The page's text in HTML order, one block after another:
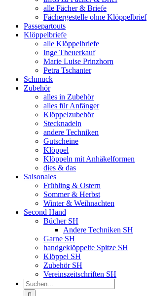
alle Fächer & Briefe
Fächergestelle ohne Klöppelbrief
Passepartouts
Klöppelbriefe
alle Klöppelbriefe
Inge Theuerkauf
Marie Luise Prinzhorn
Petra Tschanter
Schmuck
Zubehör
alles in Zubehör
alles für Anfänger
Klöppelzubehör
Stecknadeln
andere Techniken
Gutscheine
Klöppel
Klöppeln mit Anhäkelformen
dies & das
Saisonales
Frühling & Ostern
Sommer & Herbst
Winter & Weihnachten
Second Hand
Bücher SH
Andere Techniken SH
Garne SH
handgeklöppelte Spitze SH
Klöppel SH
Zubehör SH
Vereinszeitschriften SH
Suche
nach: